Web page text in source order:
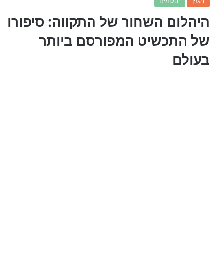
היהלום השחור של התקווה: סיפורו
של התכשיט המפורסם ביותר
בעולם